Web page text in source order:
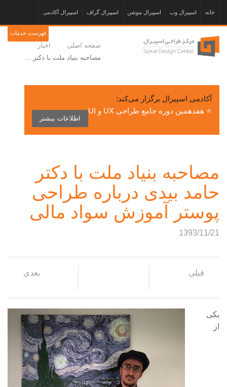
خانه اسپیرال وب اسپیرال موشن اسپیرال گراف اسپیرال آکادمی
فهرست خدمات
صفحه اصلی
اخبار
مصاحبه‬ بنیاد ملت با دکتر ...
آکادمی اسپیرال برگزار می‌کند:
⭐ هفدهمین دوره جامع طراحی UX و UI
اطلاعات بیشتر
مصاحبه‬ بنیاد ملت با دکتر
حامد بیدی درباره طراحی
پوستر آموزش سواد مالی
1393/11/21
قبلی بعدی
یکی
از